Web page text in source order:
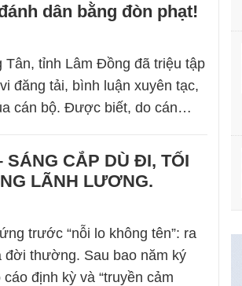
dân bằng đòn phạt!
Tân, tỉnh Lâm Đồng đã triệu tập
đăng tải, bình luận xuyên tạc,
cán bộ. Được biết, do cán…
SÁNG CẮP DÙ ĐI, TỐI
LÃNH LƯƠNG.
trước “nỗi lo không tên”: ra
thường. Sau bao năm ký
định kỳ và “truyền cảm